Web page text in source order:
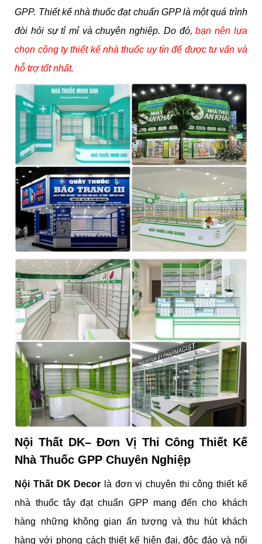
GPP. Thiết kế nhà thuốc đạt chuẩn GPP là một quá trình
đòi hỏi sự tỉ mỉ và chuyên nghiệp. Do đó,bạn nên lựa
chọn công ty thiết kế nhà thuốc uy tín để được tư vấn và
hỗ trợ tốt nhất.
Nội Thất DK– Đơn Vị Thi Công Thiết Kế
Nhà Thuốc GPP Chuyên Nghiệp
Nội Thất DK Decor là đơn vị chuyên thi công thiết kế
nhà thuốc tây đạt chuẩn GPP mang đến cho khách
hàng những không gian ấn tượng và thu hút khách
hàng với phong cách thiết kế hiện đại, độc đáo và nổi